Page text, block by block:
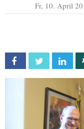
Fr, 10. April
Facebook Twitter